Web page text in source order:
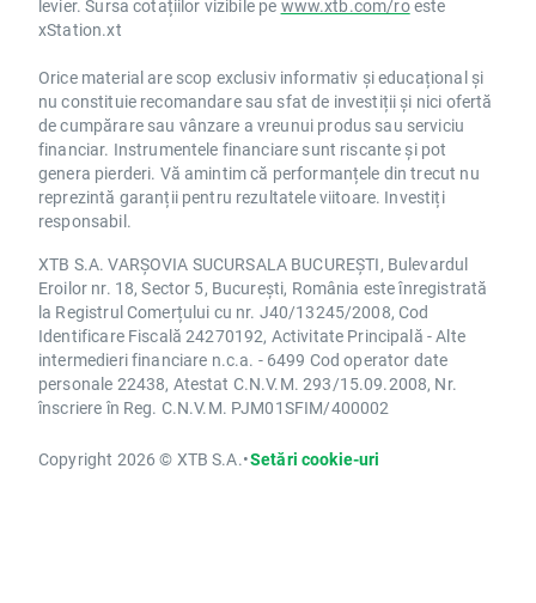
levier. Sursa cotațiilor vizibile pe www.xtb.com/roeste
xStation.xt
Orice material are scop exclusiv informativ și educațional și
nu constituie recomandare sau sfat de investiții și nici ofertă
de cumpărare sau vânzare a vreunui produs sau serviciu
financiar. Instrumentele financiare sunt riscante și pot
genera pierderi. Vă amintim că performanțele din trecut nu
reprezintă garanții pentru rezultatele viitoare. Investiți
responsabil.
XTB S.A. VARȘOVIA SUCURSALA BUCUREȘTI, Bulevardul
Eroilor nr. 18, Sector 5, București, România este înregistrată
la Registrul Comerțului cu nr. J40/13245/2008, Cod
Identificare Fiscală 24270192, Activitate Principală - Alte
intermedieri financiare n.c.a. - 6499 Cod operator date
personale 22438, Atestat C.N.V.M. 293/15.09.2008, Nr.
înscriere în Reg. C.N.V.M. PJM01SFIM/400002
Copyright 2026 © XTB S.A.•Setări cookie-uri